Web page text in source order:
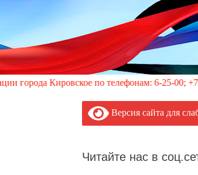
по телефонам: 6-25-00; +7-949-352-
Версия сайта для
Читайте нас в